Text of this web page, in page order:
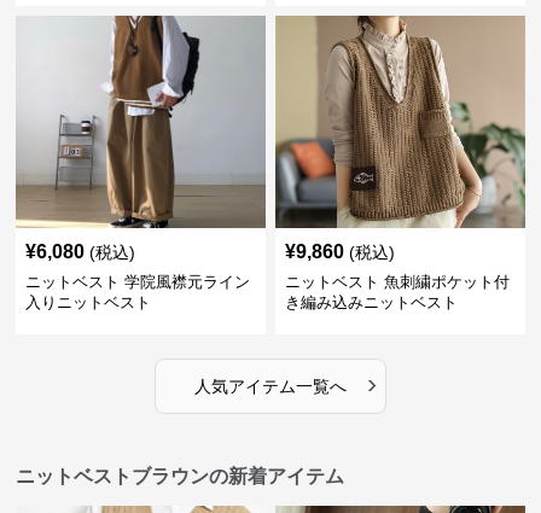
¥6,080 (税込)
ニットベスト 学院風襟元ライン
入りニットベスト
¥9,860 (税込)
ニットベスト 魚刺繍ポケット付
き編み込みニットベスト
人気アイテム一覧へ ›
ニットベストブラウンの新着アイテム